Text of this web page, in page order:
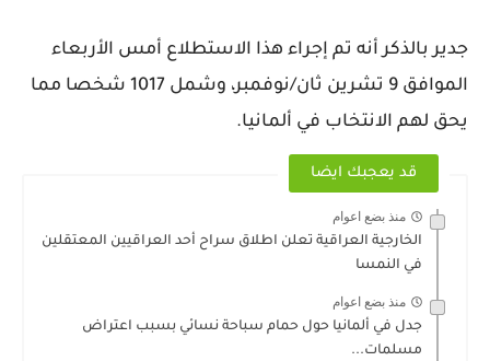
جدير بالذكر أنه تم إجراء هذا الاستطلاع أمس الأربعاء
الموافق 9 تشرين ثان/نوفمبر، وشمل 1017 شخصا مما
يحق لهم الانتخاب في ألمانيا.
قد يعجبك ايضا
منذ بضع اعوام
الخارجية العراقية تعلن اطلاق سراح أحد العراقيين المعتقلين
في النمسا
منذ بضع اعوام
جدل في ألمانيا حول حمام سباحة نسائي بسبب اعتراض
مسلمات...